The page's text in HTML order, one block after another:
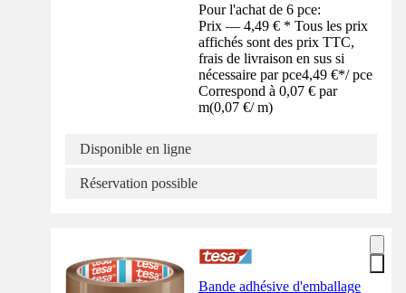
Pour l'achat de 6 pce:
Prix — 4,49 € * Tous les prix
affichés sont des prix TTC,
frais de livraison en sus si
nécessaire par pce4,49 €*/ pce
Correspond à 0,07 € par
m(0,07 €/ m)
Disponible en ligne
Réservation possible
Bande adhésive d'emballage